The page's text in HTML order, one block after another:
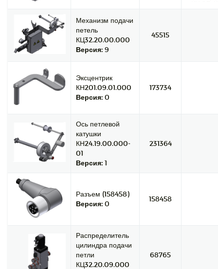
Механизм подачи
петель
КЦ32.20.00.000
Версия: 9
45515
Эксцентрик
КН201.09.01.000
Версия: 0
173734
Ось петлевой
катушки
КН24.19.00.000-
01
Версия: 1
231364
Разъем (158458)
Версия: 0
158458
Распределитель
цилиндра подачи
петли
КЦ32.20.09.000
68765